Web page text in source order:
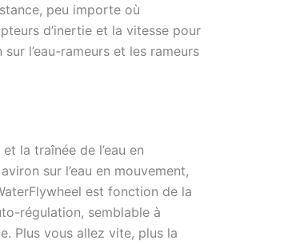
peu importe où
d’inertie et la vitesse pour
l’eau-rameurs et les rameurs
la traînée de l’eau en
sur l’eau en mouvement,
est fonction de la
régulation, semblable à
Plus vous allez vite, plus la